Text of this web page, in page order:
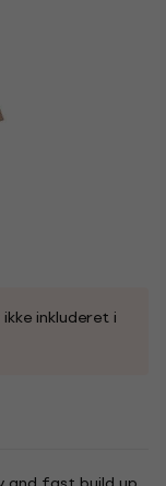
inkluderet i